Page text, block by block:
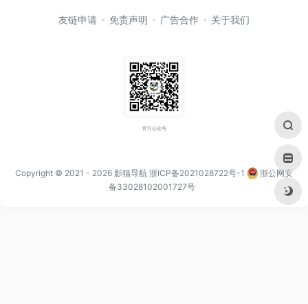
友链申请 免责声明 广告合作 关于我们
官方公众号
Copyright © 2021 - 2026 影猫导航 浙ICP备2021028722号-1
浙公网安
备33028102001727号